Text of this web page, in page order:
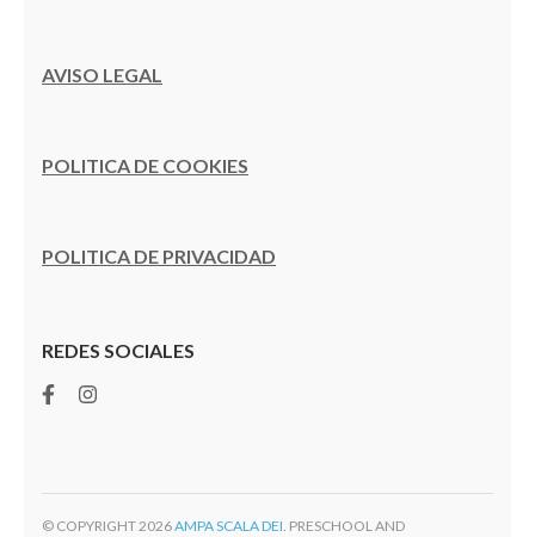
AVISO LEGAL
POLITICA DE COOKIES
POLITICA DE PRIVACIDAD
REDES SOCIALES
© COPYRIGHT 2026AMPA SCALA DEI. PRESCHOOL AND